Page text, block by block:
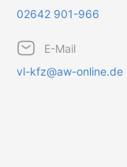
02642 901-966
E-Mail
vl-kfz@aw-online.de